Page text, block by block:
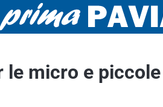
le micro e piccole